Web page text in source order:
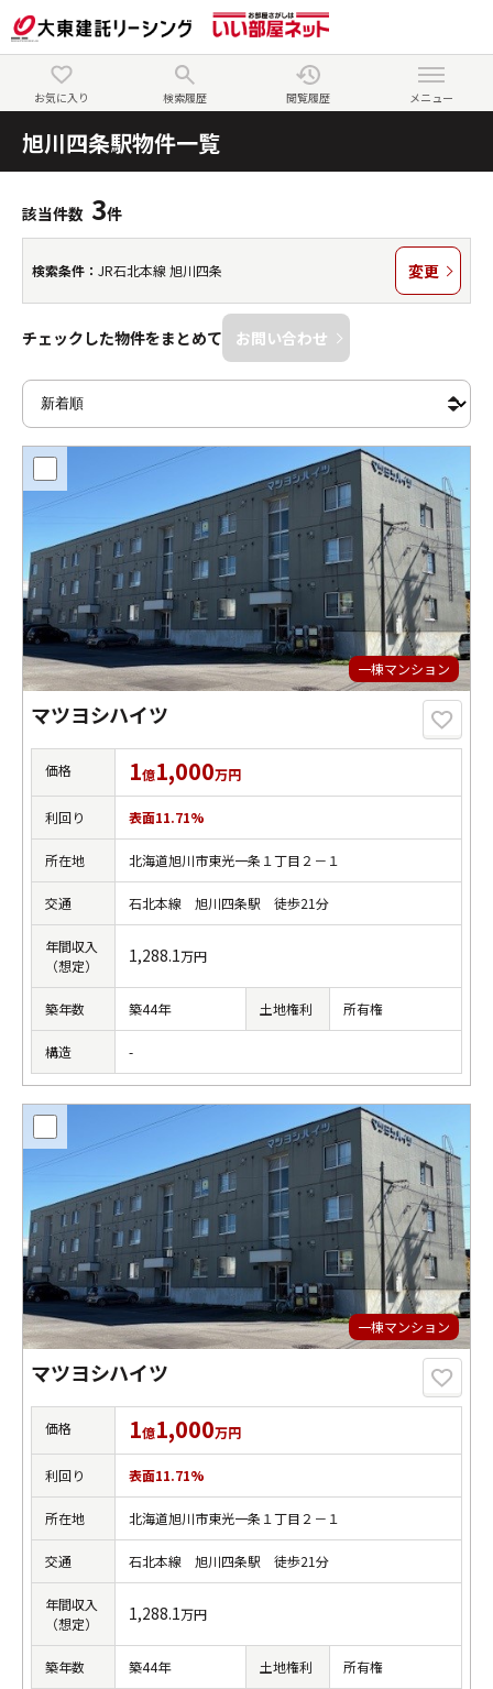
お気に入り 検索履歴 閲覧履歴 メニュー
旭川四条駅物件一覧
該当件数 3件
検索条件： JR石北本線 旭川四条 変更
チェックした物件をまとめて お問い合わせ
一棟マンション
マツヨシハイツ
価格 1億1,000万円
利回り 表面11.71%
所在地 北海道旭川市東光一条１丁目２－１
交通 石北本線 旭川四条駅 徒歩21分
年間収入
（想定）
1,288.1万円
築年数 築44年 土地権利 所有権
構造 -
一棟マンション
マツヨシハイツ
価格 1億1,000万円
利回り 表面11.71%
所在地 北海道旭川市東光一条１丁目２－１
交通 石北本線 旭川四条駅 徒歩21分
年間収入
（想定）
1,288.1万円
築年数 築44年 土地権利 所有権